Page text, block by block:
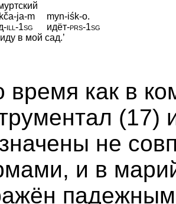
ja-m
myn-iśk-o.
‑ill‑1sg идёт‑prs‑1sg
в мой сад.’
время как в
(17)
не
и в